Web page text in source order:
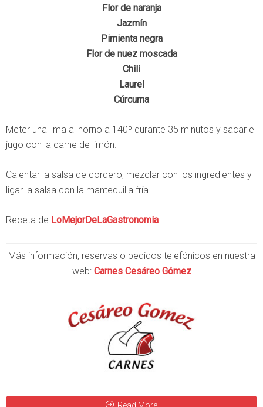
Flor de naranja
Jazmín
Pimienta negra
Flor de nuez moscada
Chili
Laurel
Cúrcuma
Meter una lima al horno a 140º durante 35 minutos y sacar el
jugo con la carne de limón.
Calentar la salsa de cordero, mezclar con los ingredientes y
ligar la salsa con la mantequilla fría.
Receta de LoMejorDeLaGastronomia
Más información, reservas o pedidos telefónicos en nuestra
web: Carnes Cesáreo Gómez
Read More